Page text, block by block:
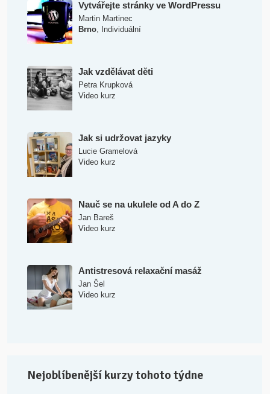
Vytvářejte stránky ve WordPressu
Martin Martinec
Brno, Individuální
Jak vzdělávat děti
Petra Krupková
Video kurz
Jak si udržovat jazyky
Lucie Gramelová
Video kurz
Nauč se na ukulele od A do Z
Jan Bareš
Video kurz
Antistresová relaxační masáž
Jan Šel
Video kurz
Nejoblíbenější kurzy tohoto týdne